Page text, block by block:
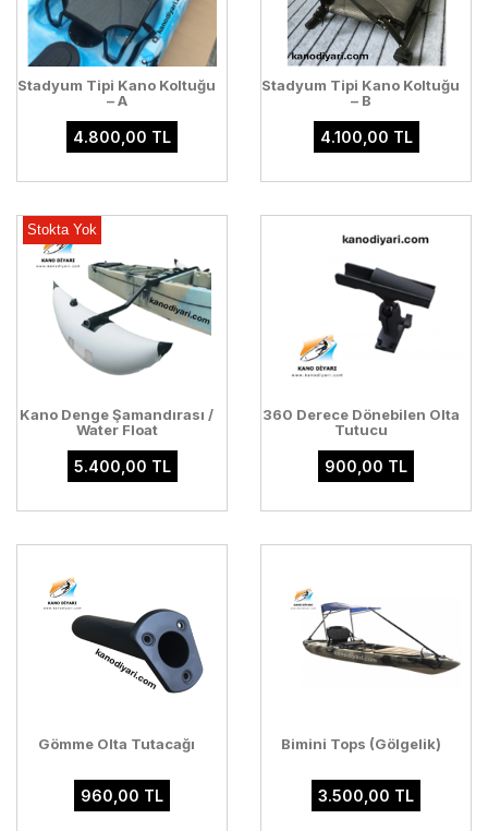
Stadyum Tipi Kano Koltuğu
– A
4.800,00 TL
Stadyum Tipi Kano Koltuğu
– B
4.100,00 TL
Stokta Yok
Kano Denge Şamandırası /
Water Float
5.400,00 TL
360 Derece Dönebilen Olta
Tutucu
900,00 TL
Gömme Olta Tutacağı
960,00 TL
Bimini Tops (Gölgelik)
3.500,00 TL